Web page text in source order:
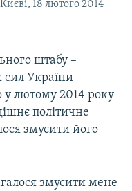
18 лютого 2014
штабу –
України
лютому 2014 року
політичне
змусити його
змусити мене